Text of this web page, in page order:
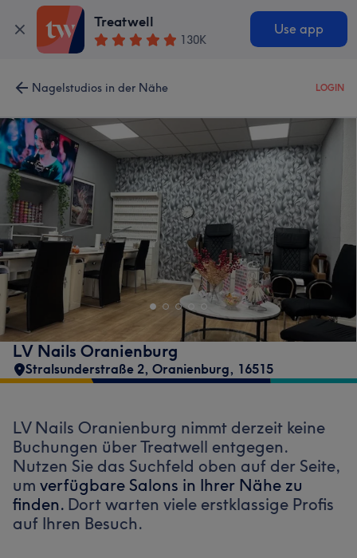
Treatwell
130K
Use app
Nagelstudios in der Nähe LOGIN
LV Nails Oranienburg
Stralsunderstraße 2, Oranienburg, 16515
LV Nails Oranienburg nimmt derzeit keine
Buchungen über Treatwell entgegen.
Nutzen Sie das Suchfeld oben auf der Seite,
um verfügbare Salons in Ihrer Nähe zu
finden. Dort warten viele erstklassige Profis
auf Ihren Besuch.